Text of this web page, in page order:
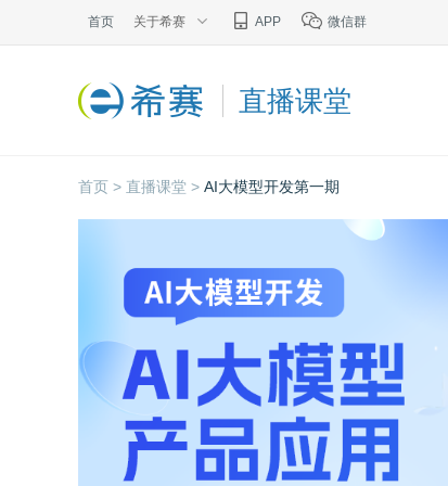
首页 关于希赛 APP 微信群
直播课堂
首页 > 直播课堂 > AI大模型开发第一期